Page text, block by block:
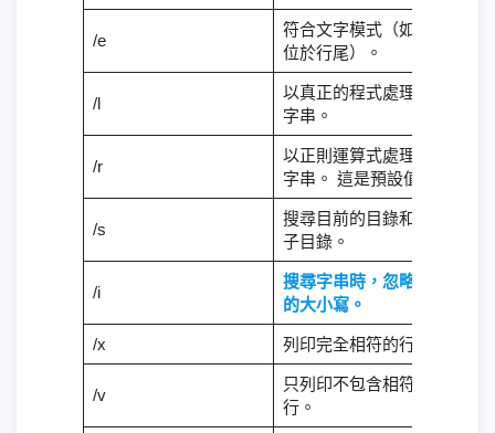
/e
符合文字模式（如果它
位於行尾）。
/l
以真正的程式處理搜尋
字串。
/r
以正則運算式處理搜尋
字串。 這是預設值。
/s
搜尋目前的目錄和所有
子目錄。
/i
搜尋字串時，忽略字元
的大小寫。
/x 列印完全相符的行。
/v
只列印不包含相符項的
行。